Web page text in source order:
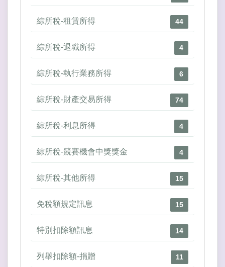
綜所稅-租賃所得 44
綜所稅-退職所得 4
綜所稅-執行業務所得 6
綜所稅-財產交易所得 74
綜所稅-利息所得 4
綜所稅-競賽機會中獎獎金 4
綜所稅-其他所得 15
免稅額規定訊息 15
特別扣除額訊息 14
列舉扣除額-捐贈 11